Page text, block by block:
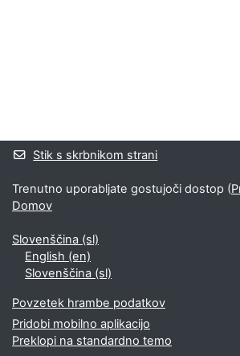
Stik s skrbnikom strani
Trenutno uporabljate gostujoči dostop (
Domov
Slovenščina ‎(sl)‎
English ‎(en)‎
Slovenščina ‎(sl)‎
Povzetek hrambe podatkov
Pridobi mobilno aplikacijo
Preklopi na standardno temo